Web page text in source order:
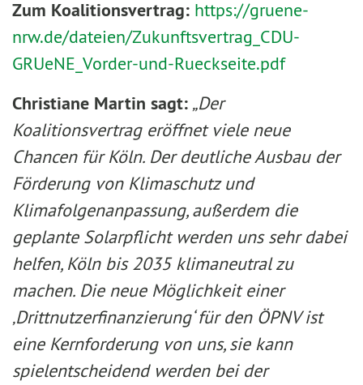
Zum Koalitionsvertrag: https://gruene-
nrw.de/dateien/Zukunftsvertrag_CDU-
GRUeNE_Vorder-und-Rueckseite.pdf
Christiane Martin sagt: „Der
Koalitionsvertrag eröffnet viele neue
Chancen für Köln. Der deutliche Ausbau der
Förderung von Klimaschutz und
Klimafolgenanpassung, außerdem die
geplante Solarpflicht werden uns sehr dabei
helfen, Köln bis 2035 klimaneutral zu
machen. Die neue Möglichkeit einer
‚Drittnutzerfinanzierung‘ für den ÖPNV ist
eine Kernforderung von uns, sie kann
spielentscheidend werden bei der